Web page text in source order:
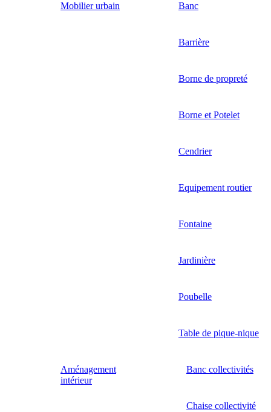
Mobilier urbain Banc
Barrière
Borne de propreté
Borne et Potelet
Cendrier
Equipement routier
Fontaine
Jardinière
Poubelle
Table de pique-nique
Aménagement
intérieur
Banc collectivités
Chaise collectivité